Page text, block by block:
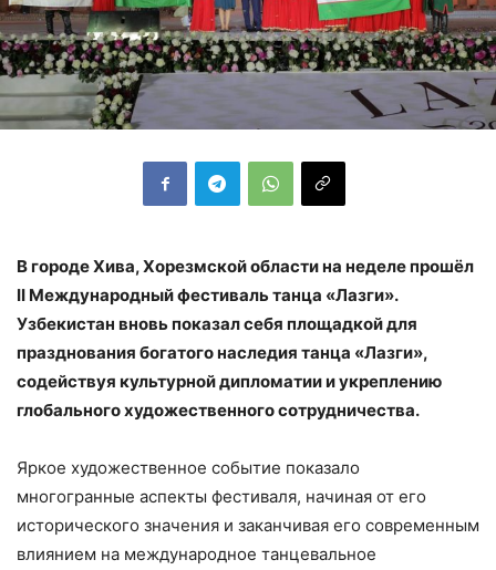
В городе Хива, Хорезмской области на неделе прошёл
II Международный фестиваль танца «Лазги».
Узбекистан вновь показал себя площадкой для
празднования богатого наследия танца «Лазги»,
содействуя культурной дипломатии и укреплению
глобального художественного сотрудничества.
Яркое художественное событие показало
многогранные аспекты фестиваля, начиная от его
исторического значения и заканчивая его современным
влиянием на международное танцевальное